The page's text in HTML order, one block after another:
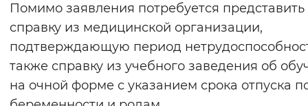
Помимо заявления потребуется представить
справку из медицинской организации,
подтверждающую период
также справку из учебного заведения об
на очной форме с указанием срока отпуска